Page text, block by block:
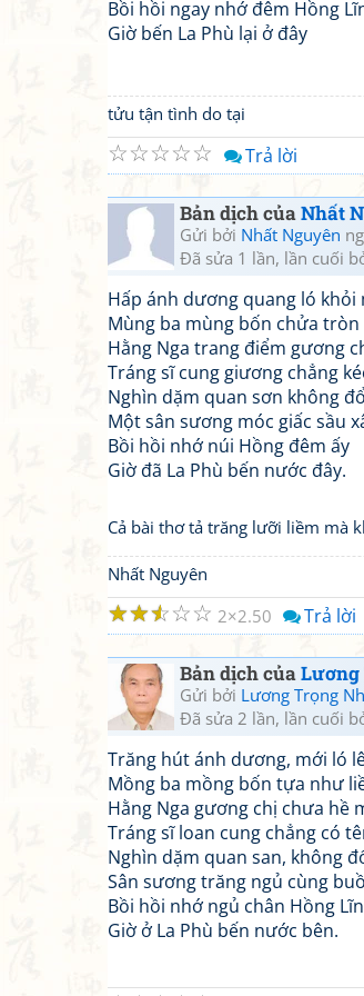
Bồi hồi ngay nhớ đêm Hồng
Giờ bến La Phù lại ở đây
tửu tận tình do tại
☆
☆
☆
☆
☆ Trả lời
Bản dịch củaNhất
Gửi bởi Nhất Nguyên
Đã sửa 1 lần, lần cuối
Hấp ánh dương quang ló khỏi
Mùng ba mùng bốn chửa tròn
Hằng Nga trang điểm gương
Tráng sĩ cung giương chẳng
Nghìn dặm quan sơn không
Một sân sương móc giấc sầu
Bồi hồi nhớ núi Hồng đêm ấy
Giờ đã La Phù bến nước đây.
Cả bài thơ tả trăng lưỡi liềm mà
Nhất Nguyên
☆
☆
☆
☆
☆ 2 2.50 Trả lời
Bản dịch củaLương
Gửi bởi Lương Trọng
Đã sửa 2 lần, lần cuối
Trăng hút ánh dương, mới ló
Mồng ba mồng bốn tựa như
Hằng Nga gương chị chưa hề
Tráng sĩ loan cung chẳng có
Nghìn dặm quan san, không
Sân sương trăng ngủ cùng
Bồi hồi nhớ ngủ chân Hồng
Giờ ở La Phù bến nước bên.